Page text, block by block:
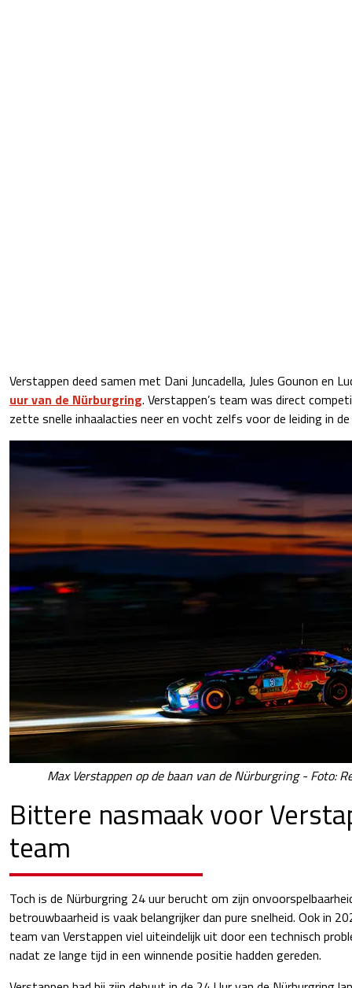
Verstappen deed samen met Dani Juncadella, Jules Gounon en
uur van de Nürburgring. Verstappen’s team was direct
zette snelle inhaalacties neer en vocht zelfs voor de leiding in
Max Verstappen op de baan van de Nürburgring - Foto:
Bittere nasmaak voor
team
Toch is de Nürburgring 24 uur berucht om zijn
betrouwbaarheid is vaak belangrijker dan pure snelheid. Ook in
team van Verstappen viel uiteindelijk uit door een technisch
nadat ze lange tijd in een winnende positie hadden gereden.